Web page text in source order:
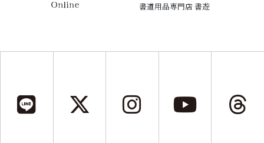
書道用品専門店 書遊